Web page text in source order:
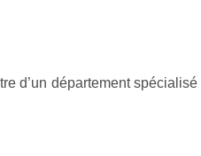
d’un département spécialisé